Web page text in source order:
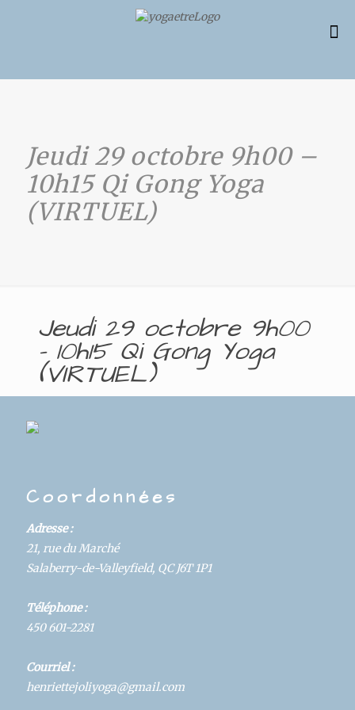
Jeudi 29 octobre 9h00 –
10h15 Qi Gong Yoga
(VIRTUEL)
Jeudi 29 octobre 9h00
– 10h15 Qi Gong Yoga
(VIRTUEL)
Details
Hosted By:
Yoga
October 29, 2020 @ 9:00 am
Cours
Coordonnées
Adresse :
21, rue du Marché
Salaberry-de-Valleyfield, QC J6T 1P1
Téléphone :
450 601-2281
Courriel :
henriettejoliyoga@gmail.com